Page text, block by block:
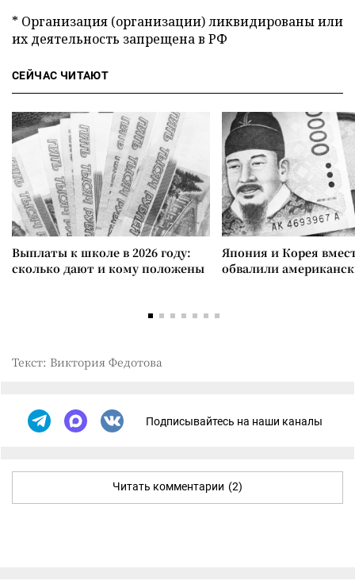
* Организация (организации) ликвидированы или
их деятельность запрещена в РФ
СЕЙЧАС ЧИТАЮТ
Выплаты к школе в 2026 году:
сколько дают и кому положены
Япония и Корея
обвалили
Текст: Виктория Федотова
Подписывайтесь на наши каналы
Читать комментарии (2)